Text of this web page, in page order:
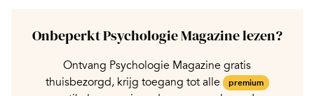
Onbeperkt Psychologie Magazine lezen?
Ontvang Psychologie Magazine gratis
thuisbezorgd, krijg toegang tot alle
premium